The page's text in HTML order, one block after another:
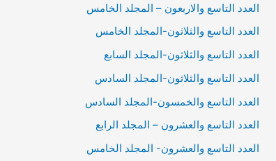
العدد التاسع والاربعون – المجلد الخامس
العدد التاسع والثلاثون-المجلد الخامس
العدد التاسع والثلاثون-المجلد السابع
العدد التاسع والثلاثون-المجلد السادس
العدد التاسع والخمسون-المجلد السادس
العدد التاسع والعشرون – المجلد الرابع
العدد التاسع والعشرون- المجلد الخامس